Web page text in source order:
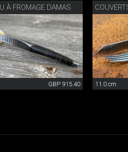
À FROMAGE DAMAS
GBP 915.40 11.0 cm